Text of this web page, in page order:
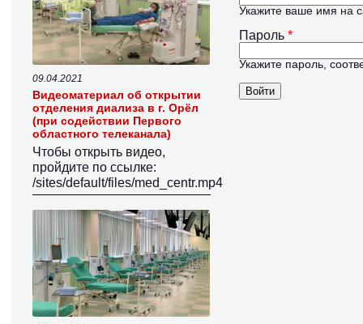
mail
Укажите ваше имя на
Пароль *
Укажите пароль,
Website
09.04.2021
Видеоматериал об открытии
отделения диализа в г. Орёл
(при содействии Первого
областного телеканала)
Чтобы открыть видео,
пройдите по ссылке:
/sites/default/files/med_centr.mp4